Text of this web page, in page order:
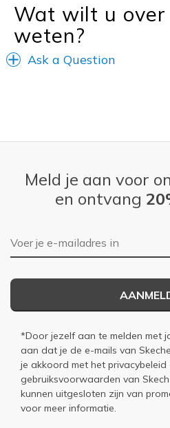
Travel
Width
Sizing
Feels true to
Wat wilt u
weten?
Ask a Question
Meld je aan voor
en ontvang
E-mailadres
*Door jezelf aan te melden met
aan dat je de e-mails van
je akkoord met het privacybeleid
gebruiksvoorwaarden van
kunnen uitgesloten zijn van
voor meer informatie.